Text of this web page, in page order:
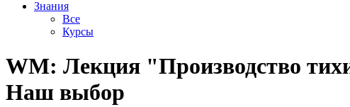
Знания
Все
Курсы
WM: Лекция "Производство
Наш выбор